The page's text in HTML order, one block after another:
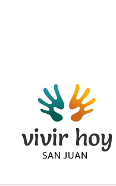
Saltar
contenido